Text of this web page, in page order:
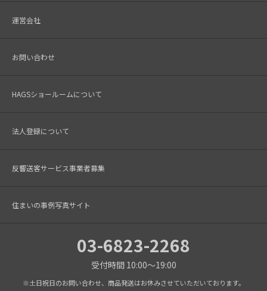
運営会社
お問い合わせ
HAGSショールームについて
法人登録について
反響送客サービス事業者募集
住まいの事例写真サイト
03-6823-2268
受付時間 10:00～19:00
※土日祝日のお問い合わせ、商品発送はお休みさせていただいております。